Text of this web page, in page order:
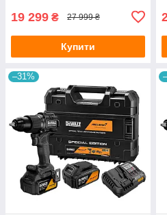
19 299 ₴ 27 999 ₴
Купити
–31%